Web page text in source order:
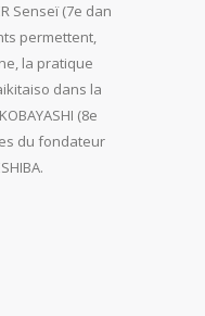
Senseï (7e dan
permettent,
la pratique
dans la
(8e
du fondateur